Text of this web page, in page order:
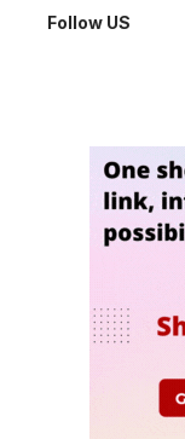
Follow US